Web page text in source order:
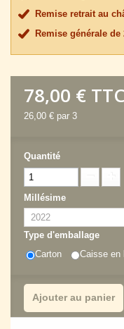
Remise retrait au
Remise générale
78,00 € TTC
26,00 € par 3
Quantité
Millésime
Type d'emballage
Carton
Caisse en
Ajouter au panier